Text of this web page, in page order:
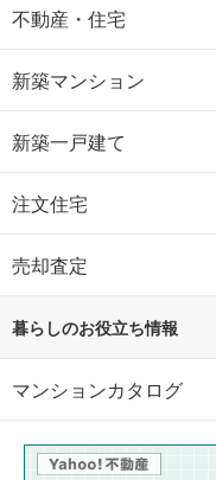
不動産・住宅
新築マンション
新築一戸建て
注文住宅
売却査定
暮らしのお役立ち情報
マンションカタログ